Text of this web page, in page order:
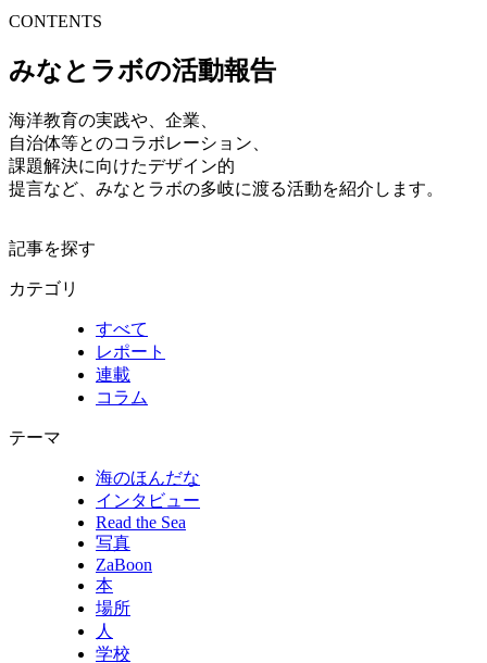
CONTENTS
みなとラボの活動報告
海洋教育の実践や、企業、
自治体等とのコラボレーション、
課題解決に向けたデザイン的
提言など、みなとラボの多岐に渡る活動を紹介します。
記事を探す
カテゴリ
すべて
レポート
連載
コラム
テーマ
海のほんだな
インタビュー
Read the Sea
写真
ZaBoon
本
場所
人
学校